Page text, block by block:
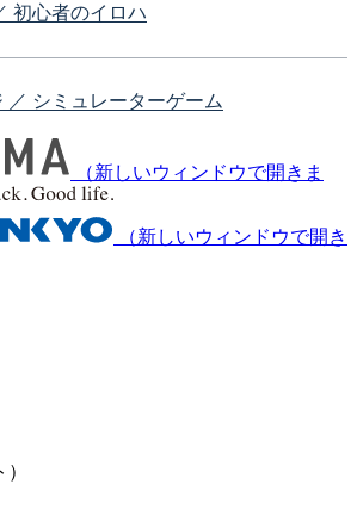
初心者のイロハ
／ シミュレーターゲーム
（新しいウィンドウで開きま
（新しいウィンドウで開き